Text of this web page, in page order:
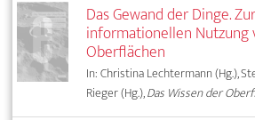
Das Gewand der Dinge. Zur
informationellen Nutzung
Oberflächen
In: Christina Lechtermann (Hg.),
Rieger (Hg.),Das Wissen der